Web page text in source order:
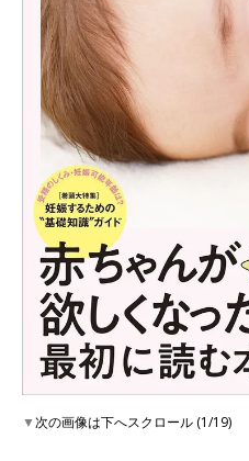
▼次の画像は下へスクロール (1/19)